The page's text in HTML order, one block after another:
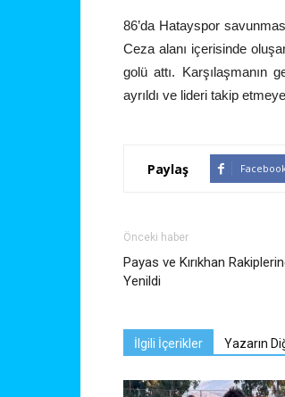
86’da Hatayspor
Ceza alanı içerisinde
golü attı. Karşılaşmanın
ayrıldı ve lideri takip
Paylaş
Önceki haber
Payas ve Kırıkhan
Yenildi
İlgili İçerikler Yazarın